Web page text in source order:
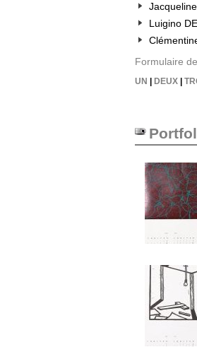
Luigino
Formulaire
UN DEUX